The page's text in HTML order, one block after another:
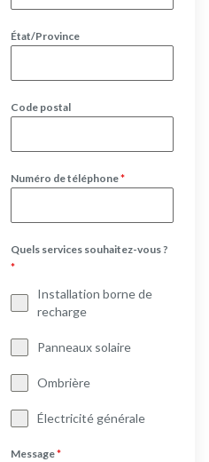
État/Province
Code postal
Numéro de téléphone*
Quels services souhaitez-vous ?
*
Installation borne de
recharge
Panneaux solaire
Ombrière
Électricité générale
Message*